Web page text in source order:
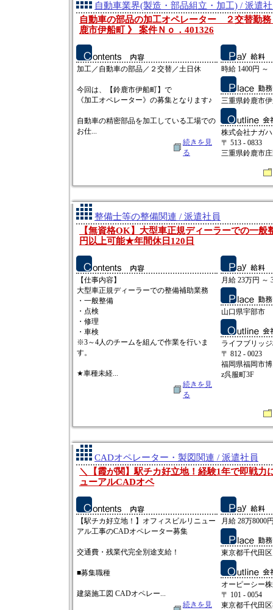
自動車業界(製造・部品組立・加工) / 派遣
自動車の部品の加工オペレーター ２交替勤
鹿市伊船町 》 案件Ｎｏ．401326
加工／自動車の部品／２交替／土日休
今回は、【鈴鹿市伊船町】で
《加工オペレーター》の募集となります♪
自動車の精密部品を加工している工場での
お仕...
続きを見
る
時給 1400円 ～
三重県鈴鹿市
株式会社ナガハ
〒 513 - 0833
三重県鈴鹿市
整備士等の整備関連 / 派遣社員
【無資格OK】大型車正規ディーラーでの一
円以上可能★年間休日120日
【仕事内容】
大型車正規ディーラーでの整備補助業務
・一般整備
・点検
・修理
・車検
※3～4人のチームを組んで作業を行いま
す。
★車種未経...
続きを見
る
月給 23万円 ～
山口県宇部市
ライフブリッ
〒 812 - 0023
福岡県福岡市
z呉服町3F
CADオペレーター・製図関連 / 派遣社員
＼【霞が関】駅チカ好立地！経験1年で即戦力
ューアルCADオペ
【駅チカ好立地！】オフィスビルリニュー
アル工事のCADオペレーター募集
交通費・残業代完全別途支給！
■募集職種
建築施工図 CADオペレー...
続きを見
月給 28万8000
東京都千代田
オーピーシー
〒 101 - 0054
東京都千代田